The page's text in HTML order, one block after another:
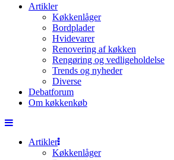
Artikler
Køkkenlåger
Bordplader
Hvidevarer
Renovering af køkken
Rengøring og vedligeholdelse
Trends og nyheder
Diverse
Debatforum
Om køkkenkøb
Artikler
Køkkenlåger